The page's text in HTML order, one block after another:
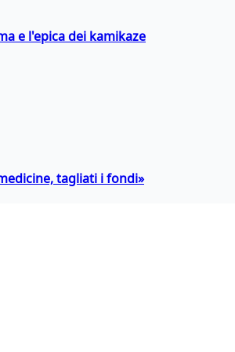
e l'epica dei kamikaze
tagliati i fondi»